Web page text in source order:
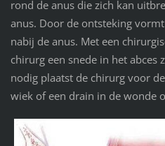
rond de anus die zich kan
anus. Door de ontsteking
nabij de anus. Met een
chirurg een snede in het abces
nodig plaatst de chirurg voor
wiek of een drain in de wonde